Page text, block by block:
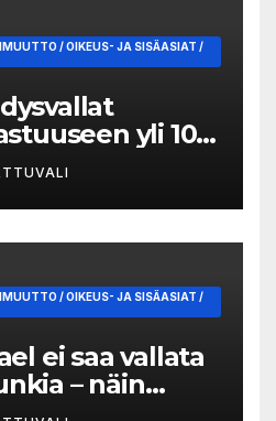
/ OIKEUS- JA SISÄASIAT /
yli 100
/ OIKEUS- JA SISÄASIAT /
ei saa vallata
– näin
toimia